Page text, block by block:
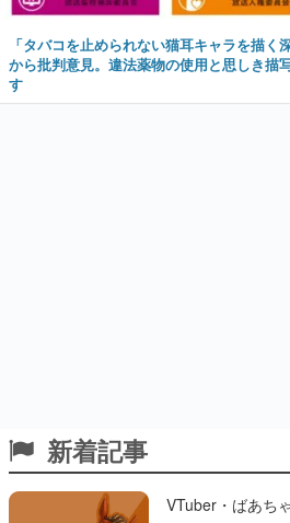
「タバコを止められない猫耳キャラを描
から批判意見。違法薬物の使用と思しき描
す
新着記事
VTuber・ばあち